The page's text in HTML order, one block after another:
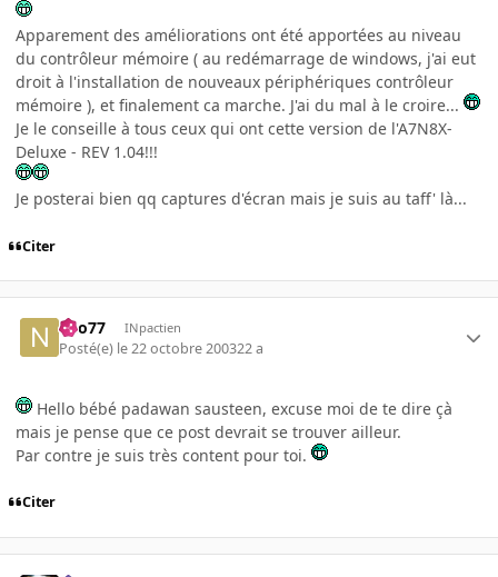
Apparement des améliorations ont été apportées au niveau
du contrôleur mémoire ( au redémarrage de windows, j'ai eut
droit à l'installation de nouveaux périphériques contrôleur
mémoire ), et finalement ca marche. J'ai du mal à le croire...
Je le conseille à tous ceux qui ont cette version de l'A7N8X-
Deluxe - REV 1.04!!!
Je posterai bien qq captures d'écran mais je suis au taff' là...
Citer
neo77 INpactien
Posté(e) le 22 octobre 200322 a
Hello bébé padawan sausteen, excuse moi de te dire çà
mais je pense que ce post devrait se trouver ailleur.
Par contre je suis très content pour toi.
Citer